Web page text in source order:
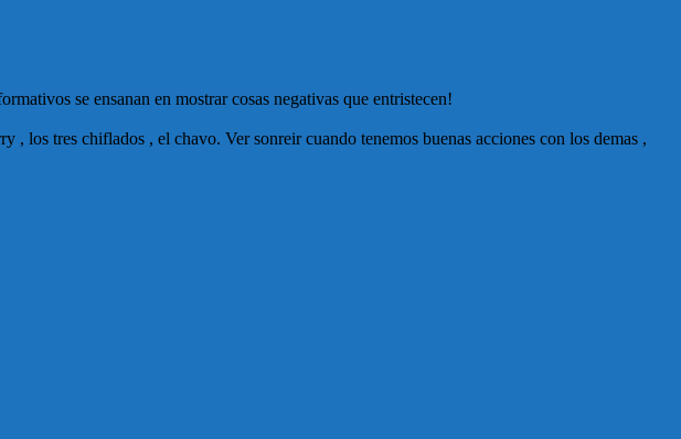
se ensanan en mostrar cosas negativas que entristecen!
los tres chiflados , el chavo. Ver sonreir cuando tenemos buenas acciones con los demas ,